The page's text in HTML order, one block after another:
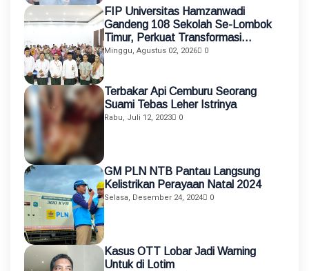
FIP Universitas Hamzanwadi
Gandeng 108 Sekolah Se-Lombok
Timur, Perkuat Transformasi
Pendidikan melalui Asistensi
Minggu, Agustus 02, 2026 0
Terbakar Api Cemburu Seorang
Suami Tebas Leher Istrinya
Rabu, Juli 12, 2023 0
GM PLN NTB Pantau Langsung
Kelistrikan Perayaan Natal 2024
Selasa, Desember 24, 2024 0
Kasus OTT Lobar Jadi Warning
Untuk di Lotim